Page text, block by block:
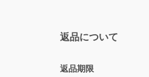
返品について
返品期限